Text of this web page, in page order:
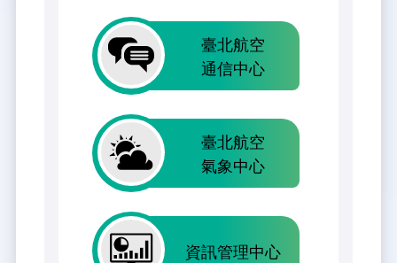
臺北航空
通信中心
臺北航空
氣象中心
資訊管理中心